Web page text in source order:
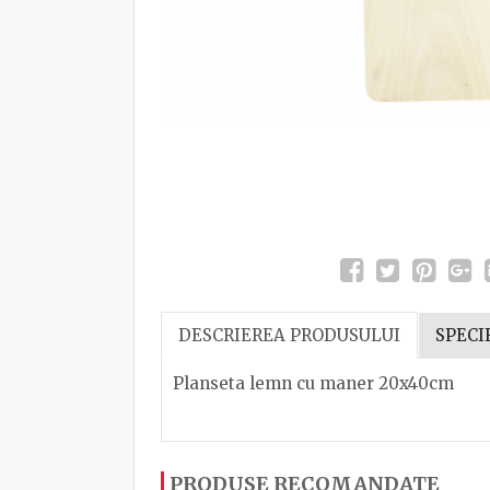
DESCRIEREA PRODUSULUI
Planseta lemn cu maner 20x40cm
mâner pentru manipularea ușoară va
PRODUSE RECOMANDATE